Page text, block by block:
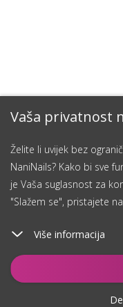
Vaša privatnost
Želite li uvijek bez
NaniNails? Kako bi sve
je Vaša suglasnost za
"Slažem se", pristajete
Više informacija